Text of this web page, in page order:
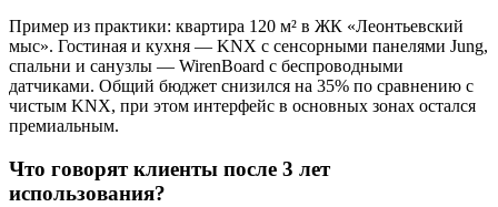
Пример из практики: квартира 120 м² в ЖК «Леонтьевский
мыс». Гостиная и кухня — KNX с сенсорными панелями Jung,
спальни и санузлы — WirenBoard с беспроводными
датчиками. Общий бюджет снизился на 35% по сравнению с
чистым KNX, при этом интерфейс в основных зонах остался
премиальным.
Что говорят клиенты после 3 лет
использования?